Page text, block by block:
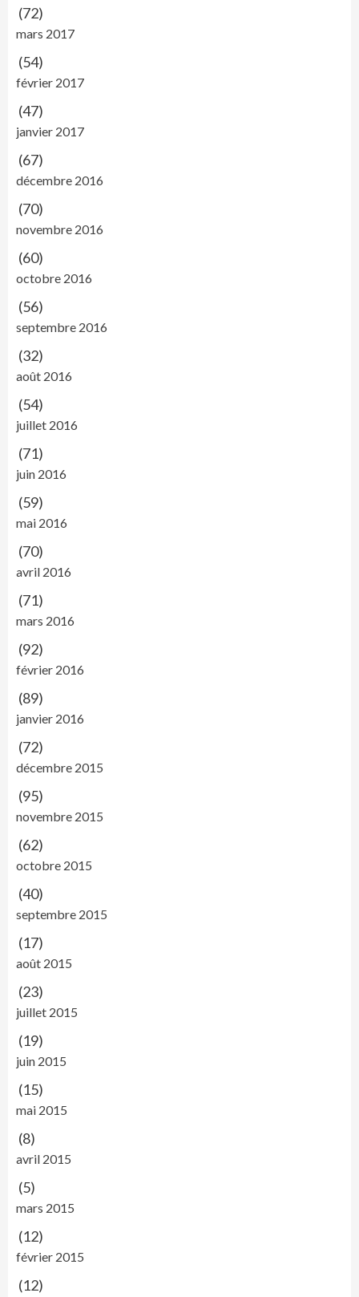
(72)
mars 2017
(54)
février 2017
(47)
janvier 2017
(67)
décembre 2016
(70)
novembre 2016
(60)
octobre 2016
(56)
septembre 2016
(32)
août 2016
(54)
juillet 2016
(71)
juin 2016
(59)
mai 2016
(70)
avril 2016
(71)
mars 2016
(92)
février 2016
(89)
janvier 2016
(72)
décembre 2015
(95)
novembre 2015
(62)
octobre 2015
(40)
septembre 2015
(17)
août 2015
(23)
juillet 2015
(19)
juin 2015
(15)
mai 2015
(8)
avril 2015
(5)
mars 2015
(12)
février 2015
(12)